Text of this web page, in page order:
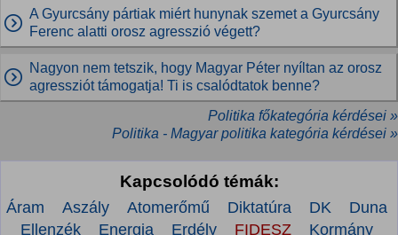
A Gyurcsány pártiak miért hunynak szemet a Gyurcsány
Ferenc alatti orosz agresszió végett?
Nagyon nem tetszik, hogy Magyar Péter nyíltan az orosz
agressziót támogatja! Ti is csalódtatok benne?
Politika főkategória kérdései »
Politika - Magyar politika kategória kérdései »
Kapcsolódó témák:
Áram Aszály Atomerőmű Diktatúra DK
Duna
Ellenzék
Energia Erdély FIDESZ
Kormány